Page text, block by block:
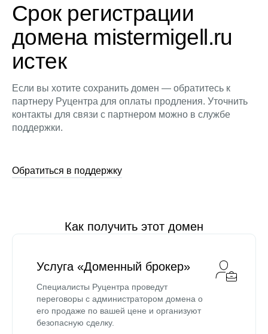
Срок регистрации
домена mistermigell.ru
истек
Если вы хотите сохранить домен — обратитесь к
партнеру Руцентра для оплаты продления. Уточнить
контакты для связи с партнером можно в службе
поддержки.
Обратиться в поддержку
Как получить этот домен
Услуга «Доменный брокер»
Специалисты Руцентра проведут
переговоры с администратором домена о
его продаже по вашей цене и организуют
безопасную сделку.